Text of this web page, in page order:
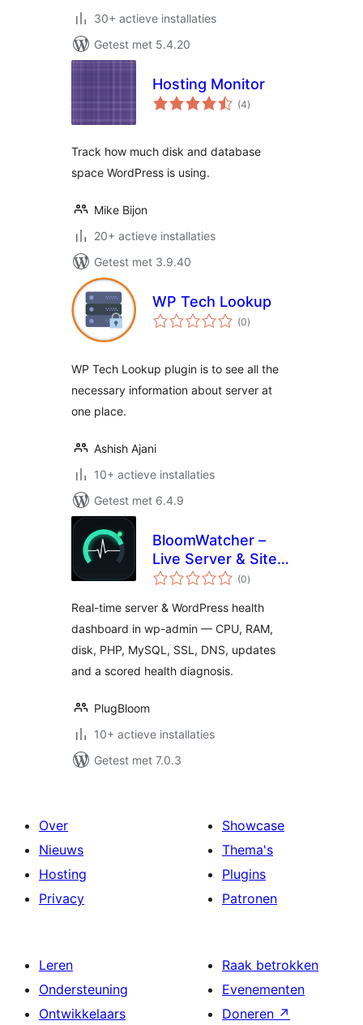
30+ actieve installaties
Getest met 5.4.20
Hosting Monitor
(4totaal
waarderingen
)
Track how much disk and database
space WordPress is using.
Mike Bijon
20+ actieve installaties
Getest met 3.9.40
WP Tech Lookup
(0totaal
waarderingen
)
WP Tech Lookup plugin is to see all the
necessary information about server at
one place.
Ashish Ajani
10+ actieve installaties
Getest met 6.4.9
BloomWatcher –
Live Server & Site
Health Dashboard
(0totaal
waarderingen
)
Real-time server & WordPress health
dashboard in wp-admin — CPU, RAM,
disk, PHP, MySQL, SSL, DNS, updates
and a scored health diagnosis.
PlugBloom
10+ actieve installaties
Getest met 7.0.3
Over
Nieuws
Hosting
Privacy
Showcase
Thema's
Plugins
Patronen
Leren
Ondersteuning
Ontwikkelaars
Raak betrokken
Evenementen
Doneren ↗